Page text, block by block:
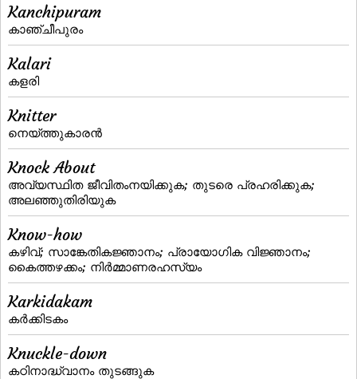
Kanchipuram
കാഞ്ചീപുരം
Kalari
കളരി
Knitter
നെയ്‌ത്തുകാരന്‍
Knock About
അവ്യസ്ഥിത ജീവിതംനയിക്കുക; തുടരെ പ്രഹരിക്കുക;
അലഞ്ഞുതിരിയുക
Know-how
കഴിവ്‌; സാങ്കേതികജ്ഞാനം; പ്രായോഗിക വിജ്ഞാനം;
കൈത്തഴക്കം; നിര്‍മ്മാണരഹസ്യം
Karkidakam
കര്‍ക്കിടകം
Knuckle-down
കഠിനാദ്ധ്വാനം തുടങ്ങുക